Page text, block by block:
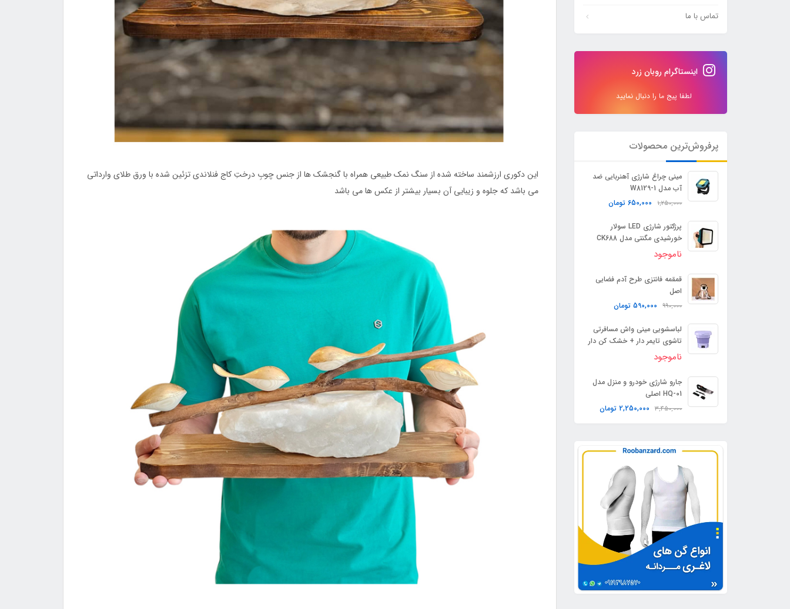
تماس با ما
اینستاگرام روبان زرد
لطفا پیج ما را دنبال نمایید
پرفروش‌ترین محصولات
مینی چراغ شارژی آهنربایی ضد
آب مدل W8129-1
1,250,000
650,000 تومان
پرژکتور شارژی LED سولار
خورشیدی مگنتی مدل CK688
ناموجود
قمقمه فانتزی طرح آدم فضایی
اصل
990,000
590,000 تومان
لباسشویی مینی واش مسافرتی
تاشوی تایمر دار + خشک کن دار
ناموجود
جارو شارژی خودرو و منزل مدل
HQ-01 اصلی
3,450,000
2,250,000 تومان
این دکوری ارزشمند ساخته شده از سنگ نمک طبیعی همراه با گنجشک ها از جنس چوبِ درختِ کاج فنلاندی تزئین شده با ورق طلای وارداتی
می باشد که جلوه و زیبایی آن بسیار بیشتر از عکس ها می باشد